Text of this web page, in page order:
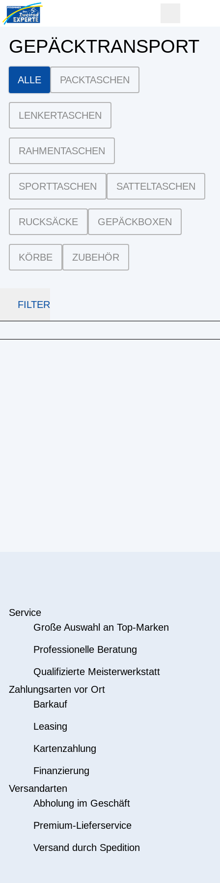
GEPÄCK­TRANSPORT
ALLE PACKTASCHEN
LENKERTASCHEN
RAHMENTASCHEN
SPORTTASCHEN SATTELTASCHEN
RUCKSÄCKE GEPÄCKBOXEN
KÖRBE ZUBEHÖR
FILTER
Service
Große Auswahl an Top-Marken
Professionelle Beratung
Qualifizierte Meisterwerkstatt
Zahlungsarten vor Ort
Barkauf
Leasing
Kartenzahlung
Finanzierung
Versandarten
Abholung im Geschäft
Premium-Lieferservice
Versand durch Spedition